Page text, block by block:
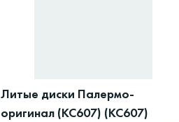
Литые диски Палермо-
оригинал (КС607) (КС607)